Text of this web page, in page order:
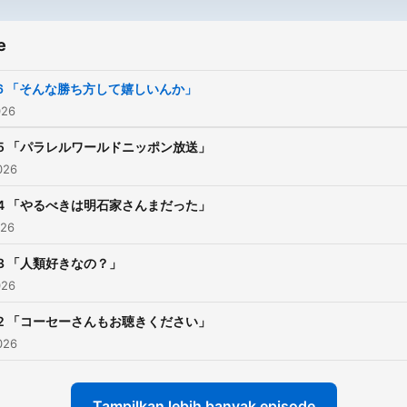
にランクインするなど、改
示した。その反響を受け、
キャスト新番組をオファー
「そんな勝ち方して嬉しいんか」
「パラレルワールドニッポン放送」
「やるべきは明石家さんまだった」
「人類好きなの？」
「コーセーさんもお聴きください」